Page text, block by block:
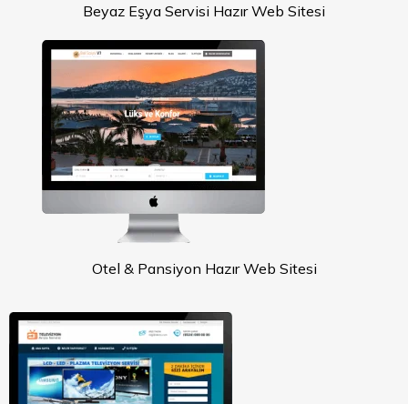
Beyaz Eşya Servisi Hazır Web Sitesi
Otel & Pansiyon Hazır Web Sitesi